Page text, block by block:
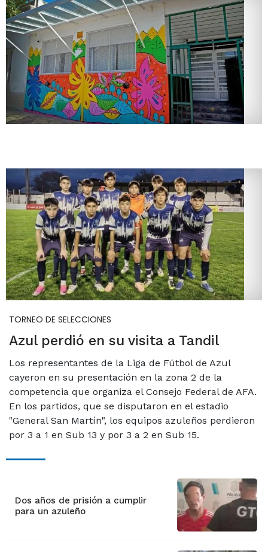
TORNEO DE SELECCIONES
Azul perdió en su visita a Tandil
Los representantes de la Liga de Fútbol de Azul
cayeron en su presentación en la zona 2 de la
competencia que organiza el Consejo Federal de AFA.
En los partidos, que se disputaron en el estadio
"General San Martín", los equipos azuleños perdieron
por 3 a 1 en Sub 13 y por 3 a 2 en Sub 15.
Dos años de prisión a cumplir
para un azuleño